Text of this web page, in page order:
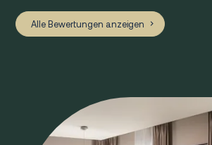
Alle Bewertungen anzeigen